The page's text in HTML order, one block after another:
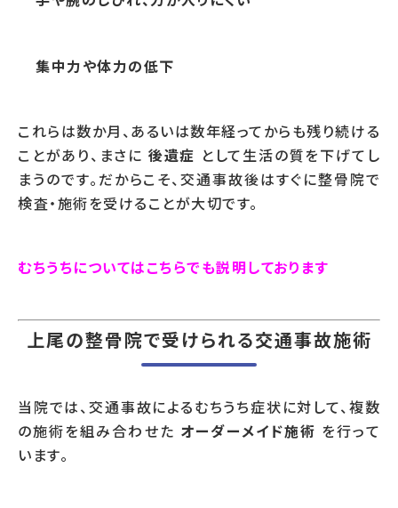
集中力や体力の低下
これらは数か月、あるいは数年経ってからも残り続ける
ことがあり、まさに 後遺症 として生活の質を下げてし
まうのです。だからこそ、交通事故後はすぐに整骨院で
検査・施術を受けることが大切です。
むちうちについてはこちらでも説明しております
上尾の整骨院で受けられる交通事故施術
当院では、交通事故によるむちうち症状に対して、複数
の施術を組み合わせた オーダーメイド施術 を行って
います。